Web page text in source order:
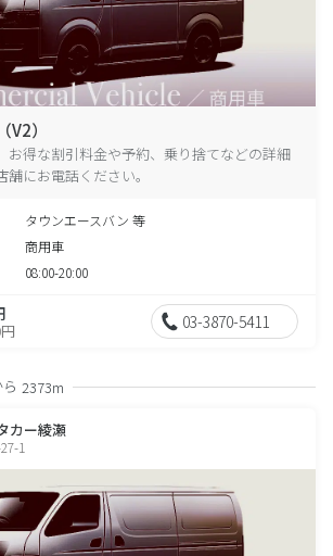
）
お得な割引料金や予約、乗り捨てなどの詳細
にお電話ください。
タウンエースバン 等
商用車
08:00-20:00
03-3870-5411
2373m
カー綾瀬
1